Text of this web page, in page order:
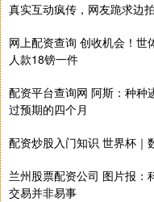
真实互动疯传，网友跪求边
网上配资查询 创收机会！
人款18镑一件
配资平台查询网 阿斯：种种
过预期的四个月
配资炒股入门知识 世界杯｜
兰州股票配资公司 图片报：
交易并非易事